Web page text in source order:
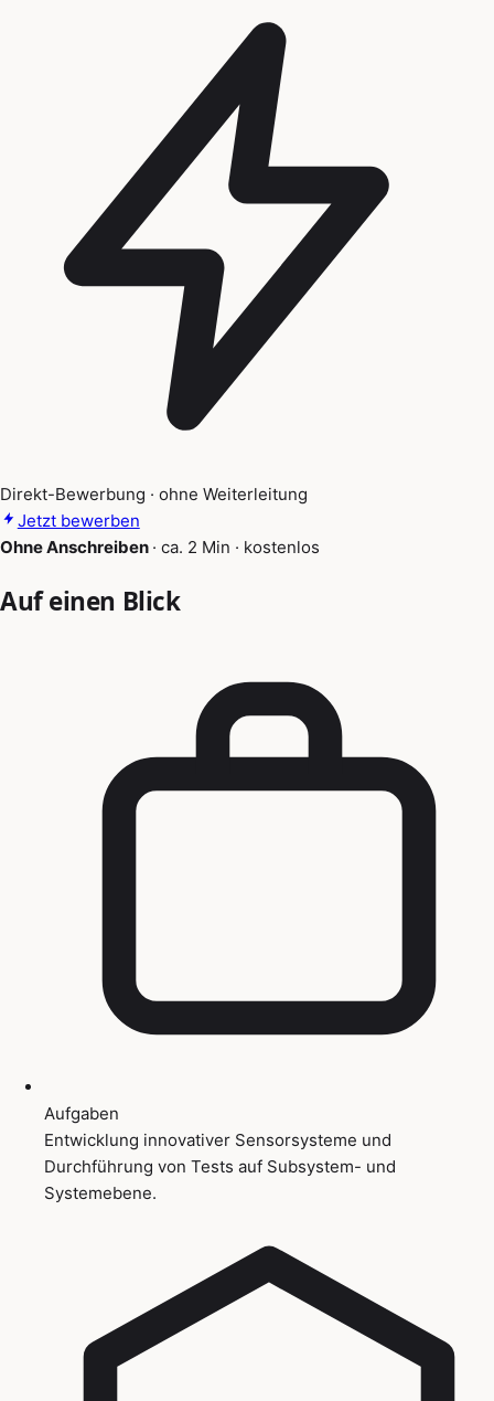
Direkt-Bewerbung · ohne Weiterleitung
Jetzt bewerben
Ohne Anschreiben · ca. 2 Min · kostenlos
Auf einen Blick
Aufgaben
Entwicklung innovativer Sensorsysteme und
Durchführung von Tests auf Subsystem- und
Systemebene.